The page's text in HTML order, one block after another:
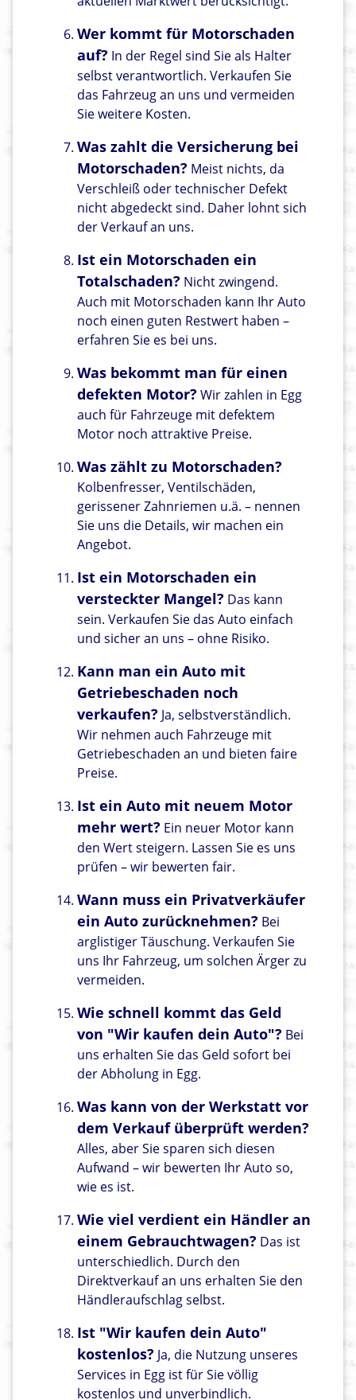
Wer kommt für Motorschaden
auf? In der Regel sind Sie als Halter
selbst verantwortlich. Verkaufen Sie
das Fahrzeug an uns und vermeiden
Sie weitere Kosten.
Was zahlt die Versicherung bei
Motorschaden? Meist nichts, da
Verschleiß oder technischer Defekt
nicht abgedeckt sind. Daher lohnt sich
der Verkauf an uns.
Ist ein Motorschaden ein
Totalschaden? Nicht zwingend.
Auch mit Motorschaden kann Ihr Auto
noch einen guten Restwert haben –
erfahren Sie es bei uns.
Was bekommt man für einen
defekten Motor?Wir zahlen in Egg
auch für Fahrzeuge mit defektem
Motor noch attraktive Preise.
Was zählt zu Motorschaden?
Kolbenfresser, Ventilschäden,
gerissener Zahnriemen u.ä. – nennen
Sie uns die Details, wir machen ein
Angebot.
Ist ein Motorschaden ein
versteckter Mangel? Das kann
sein. Verkaufen Sie das Auto einfach
und sicher an uns – ohne Risiko.
Kann man ein Auto mit
Getriebeschaden noch
verkaufen? Ja, selbstverständlich.
Wir nehmen auch Fahrzeuge mit
Getriebeschaden an und bieten faire
Preise.
Ist ein Auto mit neuem Motor
mehr wert? Ein neuer Motor kann
den Wert steigern. Lassen Sie es uns
prüfen – wir bewerten fair.
Wann muss ein Privatverkäufer
ein Auto zurücknehmen? Bei
arglistiger Täuschung. Verkaufen Sie
uns Ihr Fahrzeug, um solchen Ärger zu
vermeiden.
Wie schnell kommt das Geld
von "Wir kaufen dein Auto"? Bei
uns erhalten Sie das Geld sofort bei
der Abholung in Egg.
Was kann von der Werkstatt vor
dem Verkauf überprüft werden?
Alles, aber Sie sparen sich diesen
Aufwand – wir bewerten Ihr Auto so,
wie es ist.
Wie viel verdient ein Händler an
einem Gebrauchtwagen? Das ist
unterschiedlich. Durch den
Direktverkauf an uns erhalten Sie den
Händleraufschlag selbst.
Ist "Wir kaufen dein Auto"
kostenlos? Ja, die Nutzung unseres
Services in Egg ist für Sie völlig
kostenlos und unverbindlich.